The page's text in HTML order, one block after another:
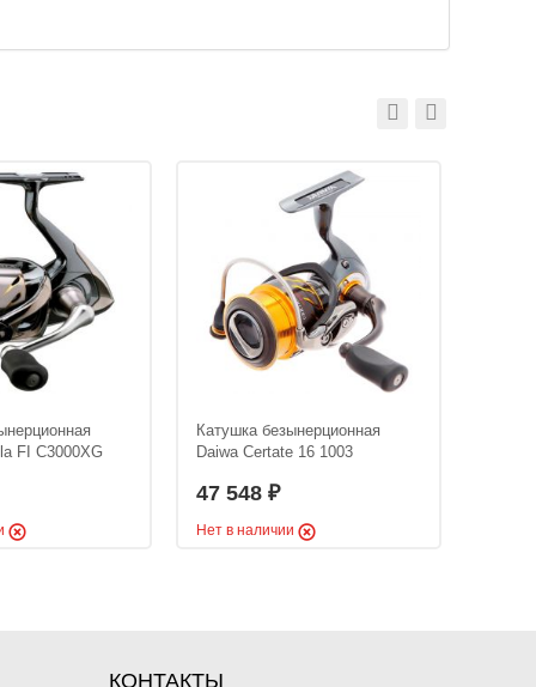
FI C3000XG
Катушка безынерционная
Daiwa Certate 16 1003
47 548 ₽
Нет в наличии
КОНТАКТЫ